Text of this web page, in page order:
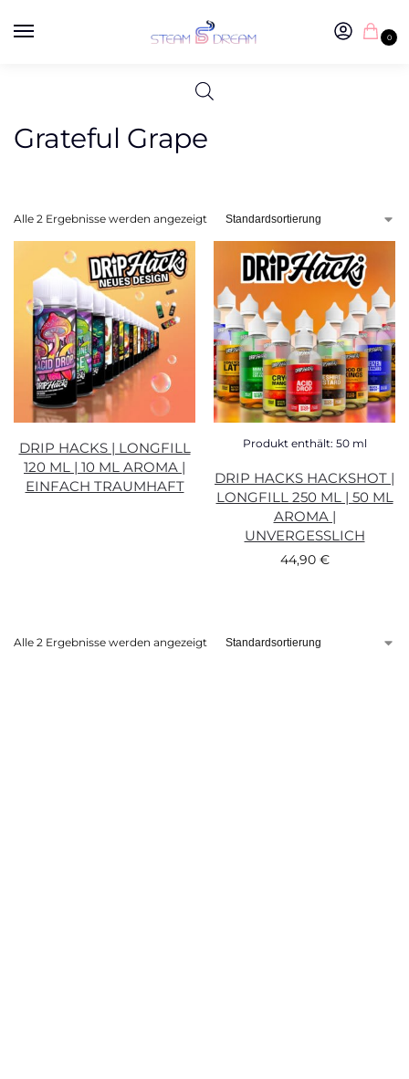
0
Grateful Grape
Alle 2 Ergebnisse werden angezeigt
DRIP HACKS | LONGFILL
120 ML | 10 ML AROMA |
EINFACH TRAUMHAFT
Produkt enthält: 50 ml
DRIP HACKS HACKSHOT |
LONGFILL 250 ML | 50 ML
AROMA |
UNVERGESSLICH
44,90 €
Alle 2 Ergebnisse werden angezeigt